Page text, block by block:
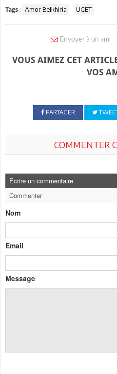
Tags : Amor Belkhiria UGET
Envoyer à un ami
VOUS AIMEZ CET
VOS
PARTAGER
COMMENTER
Ecrire un commentaire
Commenter
Nom
Email
Message